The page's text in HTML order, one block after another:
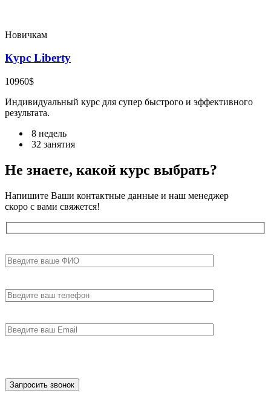
Новичкам
Курс Liberty
10960$
Индивидуальный курс для супер быстрого и эффективного
результата.
8 недель
32 занятия
Не знаете, какой курс выбрать?
Напишите Ваши контактные данные и наш менеджер
скоро с вами свяжется!